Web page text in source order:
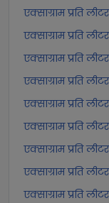
एक्साग्राम प्रति
एक्साग्राम प्रति
एक्साग्राम प्रति
एक्साग्राम प्रति
एक्साग्राम प्रति
एक्साग्राम प्रति
एक्साग्राम प्रति
एक्साग्राम प्रति
एक्साग्राम प्रति